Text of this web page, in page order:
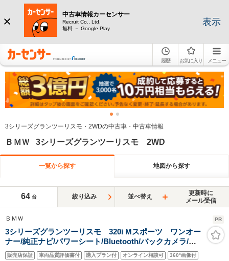
中古車情報カーセンサー
Recruit Co., Ltd.
無料 － Google Play
表示
履歴 お気に入り メニュー
3シリーズグランツーリスモ・2WDの中古車・中古車情報
ＢＭＷ 3シリーズグランツーリスモ 2WD
一覧から探す 地図から探す
64 台 絞り込み 並べ替え
更新時に
メール受信
ＢＭＷ PR
3シリーズグランツーリスモ 320i Mスポーツ ワンオー
ナー/純正ナビ/パワーシート/Bluetooth/バックカメラ/ア
イドリングストップ/コーナーセンサー/レザーステアリン
販売店保証 車両品質評価書付 購入プラン付 オンライン相談可 360°画像付